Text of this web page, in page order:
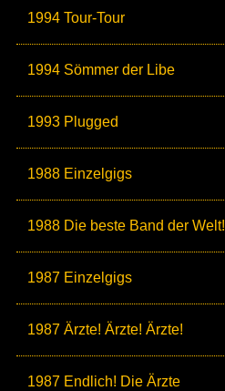
1994 Tour-Tour
1994 Sömmer der Libe
1993 Plugged
1988 Einzelgigs
1988 Die beste Band der Welt!
1987 Einzelgigs
1987 Ärzte! Ärzte! Ärzte!
1987 Endlich! Die Ärzte